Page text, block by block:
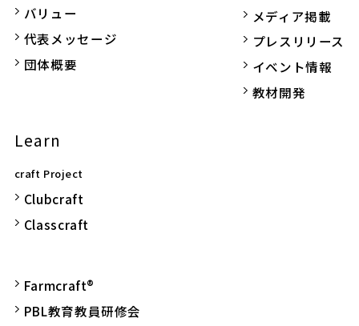
バリュー
代表メッセージ
団体概要
メディア掲載
プレスリリース
イベント情報
教材開発
Learn
craft Project
Clubcraft
Classcraft
Farmcraft®
PBL教育教員研修会